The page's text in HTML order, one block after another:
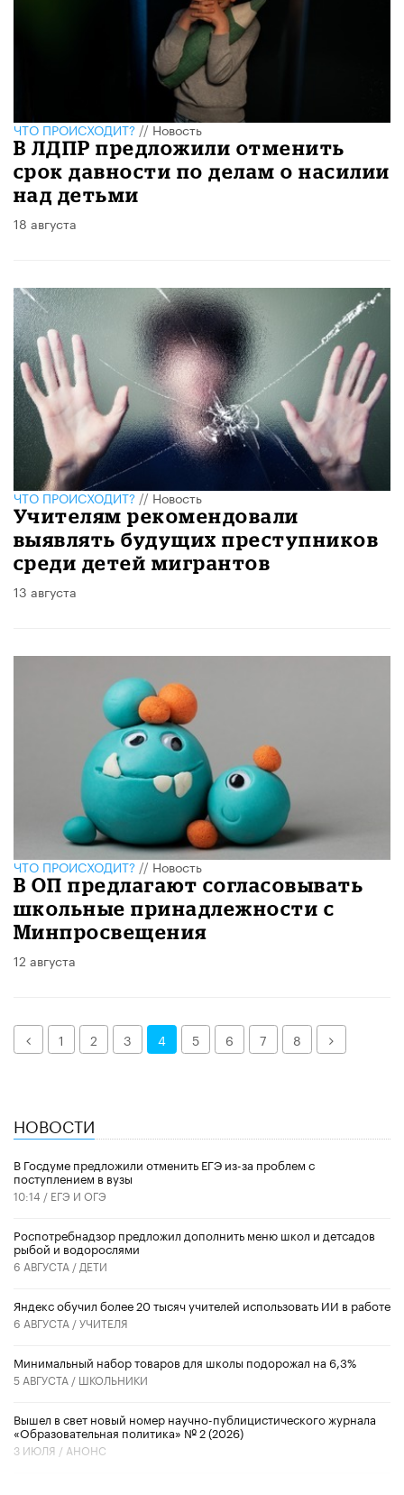
ЧТО ПРОИСХОДИТ?//Новость
В ЛДПР предложили отменить
срок давности по делам о насилии
над детьми
18 августа
ЧТО ПРОИСХОДИТ?//Новость
Учителям рекомендовали
выявлять будущих преступников
среди детей мигрантов
13 августа
ЧТО ПРОИСХОДИТ?//Новость
В ОП предлагают согласовывать
школьные принадлежности с
Минпросвещения
12 августа
Назад1 2 3 4 5 6 7 8 Далее
НОВОСТИ
В Госдуме предложили отменить ЕГЭ из-за проблем с
поступлением в вузы
10:14 / ЕГЭ И ОГЭ
Роспотребнадзор предложил дополнить меню школ и детсадов
рыбой и водорослями
6 АВГУСТА / ДЕТИ
​Яндекс обучил более 20 тысяч учителей использовать ИИ в работе
6 АВГУСТА /УЧИТЕЛЯ
Минимальный набор товаров для школы подорожал на 6,3%
5 АВГУСТА / ШКОЛЬНИКИ
Вышел в свет новый номер научно-публицистического журнала
«Образовательная политика» № 2 (2026)
3 ИЮЛЯ / АНОНС